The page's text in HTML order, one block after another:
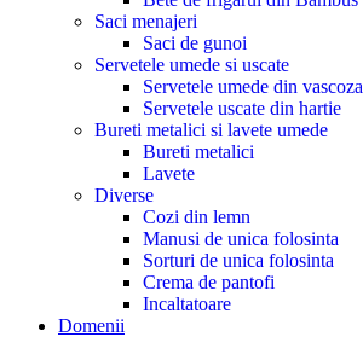
Saci menajeri
Saci de gunoi
Servetele umede si uscate
Servetele umede din vascoza
Servetele uscate din hartie
Bureti metalici si lavete umede
Bureti metalici
Lavete
Diverse
Cozi din lemn
Manusi de unica folosinta
Sorturi de unica folosinta
Crema de pantofi
Incaltatoare
Domenii